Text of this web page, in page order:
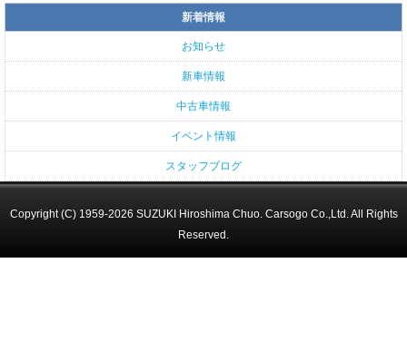
新着情報
お知らせ
新車情報
中古車情報
イベント情報
スタッフブログ
Copyright (C) 1959-2026 SUZUKI Hiroshima Chuo. Carsogo Co.,Ltd. All Rights
Reserved.